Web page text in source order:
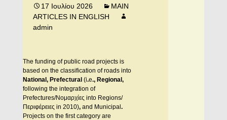
17 Ιουλίου 2026
MAIN
ARTICLES IN ENGLISH
admin
The funding of public road projects is
based on the classification of roads into
National, Prefectural (i.e., Regional,
following the integration of
Prefectures/Nομαρχίες into Regions/
Περιφέρειες in 2010),and Municipal .
Projects on the first category are